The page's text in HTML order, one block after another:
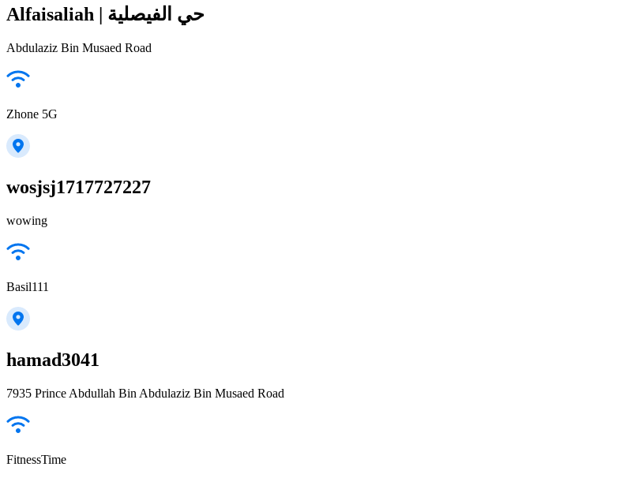
Alfaisaliah | حي الفيصلية
Abdulaziz Bin Musaed Road
Zhone 5G
wosjsj1717727227
wowing
Basil111
hamad3041
7935 Prince Abdullah Bin Abdulaziz Bin Musaed Road
FitnessTime